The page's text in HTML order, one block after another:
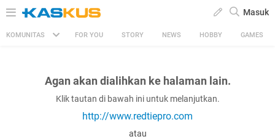
Masuk
KOMUNITAS FOR YOU STORY NEWS HOBBY GAMES
Agan akan dialihkan ke halaman lain.
Klik tautan di bawah ini untuk melanjutkan.
http://www.redtiepro.com
atau